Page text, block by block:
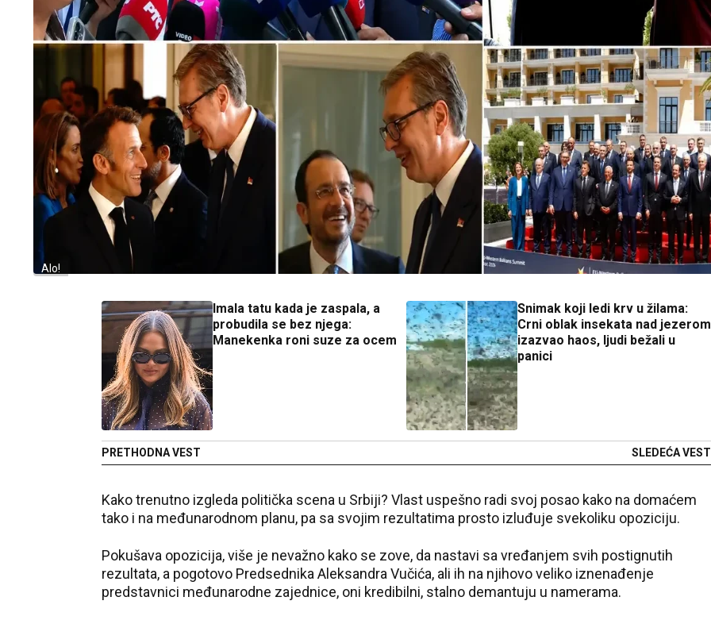
Alo!
Imala tatu kada je zaspala, a
probudila se bez njega:
Manekenka roni suze za ocem
PRETHODNA VEST
Snimak koji ledi krv u žilama:
Crni oblak insekata nad jezerom
izazvao haos, ljudi bežali u
panici
SLEDEĆA VEST
Kako trenutno izgleda politička scena u Srbiji? Vlast uspešno radi svoj posao kako na domaćem
tako i na međunarodnom planu, pa sa svojim rezultatima prosto izluđuje svekoliku opoziciju.
Pokušava opozicija, više je nevažno kako se zove, da nastavi sa vređanjem svih postignutih
rezultata, a pogotovo Predsednika Aleksandra Vučića, ali ih na njihovo veliko iznenađenje
predstavnici međunarodne zajednice, oni kredibilni, stalno demantuju u namerama.